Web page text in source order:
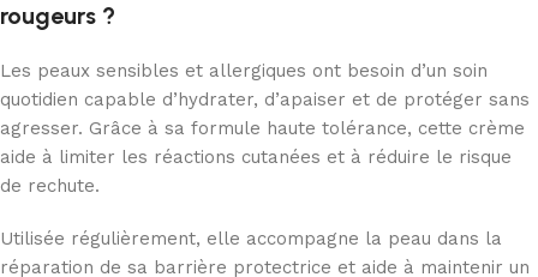
rougeurs ?
Les peaux sensibles et allergiques ont besoin d’un soin
quotidien capable d’hydrater, d’apaiser et de protéger sans
agresser. Grâce à sa formule haute tolérance, cette crème
aide à limiter les réactions cutanées et à réduire le risque
de rechute.
Utilisée régulièrement, elle accompagne la peau dans la
réparation de sa barrière protectrice et aide à maintenir un